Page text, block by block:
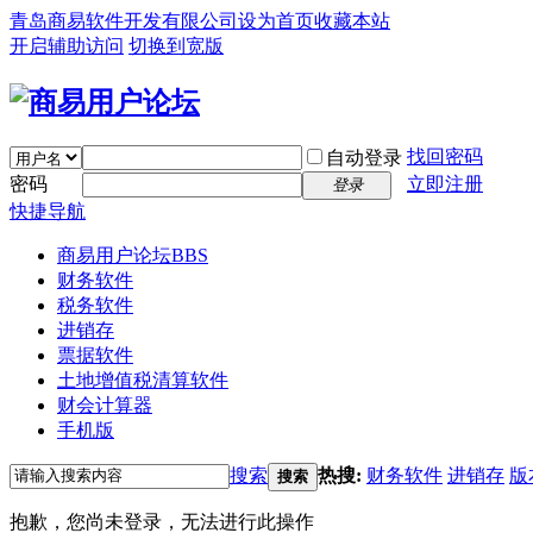
青岛商易软件开发有限公司 设为首页收藏本站
开启辅助访问 切换到宽版
自动登录 找回密码
密码
登录
立即注册
快捷导航
商易用户论坛BBS
财务软件
税务软件
进销存
票据软件
土地增值税清算软件
财会计算器
手机版
搜索 搜索 热搜: 财务软件 进销存 版
抱歉，您尚未登录，无法进行此操作